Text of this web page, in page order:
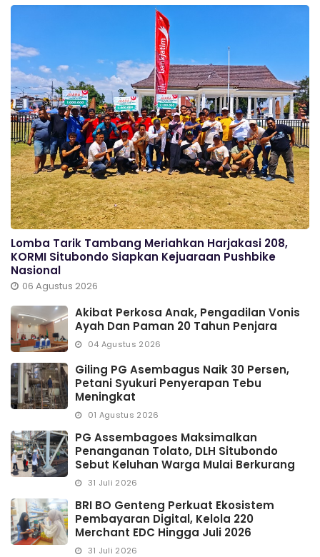
Lomba Tarik Tambang Meriahkan Harjakasi 208,
KORMI Situbondo Siapkan Kejuaraan Pushbike
Nasional
06 Agustus 2026
Akibat Perkosa Anak, Pengadilan Vonis
Ayah Dan Paman 20 Tahun Penjara
04 Agustus 2026
Giling PG Asembagus Naik 30 Persen,
Petani Syukuri Penyerapan Tebu
Meningkat
01 Agustus 2026
PG Assembagoes Maksimalkan
Penanganan Tolato, DLH Situbondo
Sebut Keluhan Warga Mulai Berkurang
31 Juli 2026
BRI BO Genteng Perkuat Ekosistem
Pembayaran Digital, Kelola 220
Merchant EDC Hingga Juli 2026
31 Juli 2026